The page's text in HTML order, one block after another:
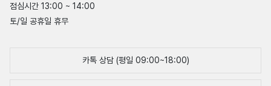
점심시간 13:00 ~ 14:00
토/일 공휴일 휴무
카톡 상담 (평일 09:00~18:00)